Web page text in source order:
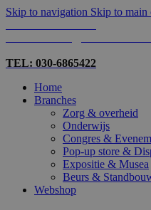
Skip to navigation Skip to main
TEL: 030-6865422
Home
Branches
Zorg & overheid
Onderwijs
Congres &
Pop-up store &
Expositie & Musea
Beurs &
Webshop